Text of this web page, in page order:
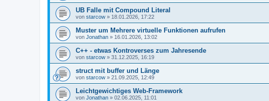
UB Falle mit Compound Literal
von starcow » 18.01.2026, 17:22
Muster um Mehrere virtuelle Funktionen aufrufen
von Jonathan » 16.01.2026, 13:02
C++ - etwas Kontroverses zum Jahresende
von starcow » 31.12.2025, 16:19
struct mit buffer und Länge
von starcow » 21.09.2025, 12:49
Leichtgewichtiges Web-Framework
von Jonathan » 02.06.2025, 11:01